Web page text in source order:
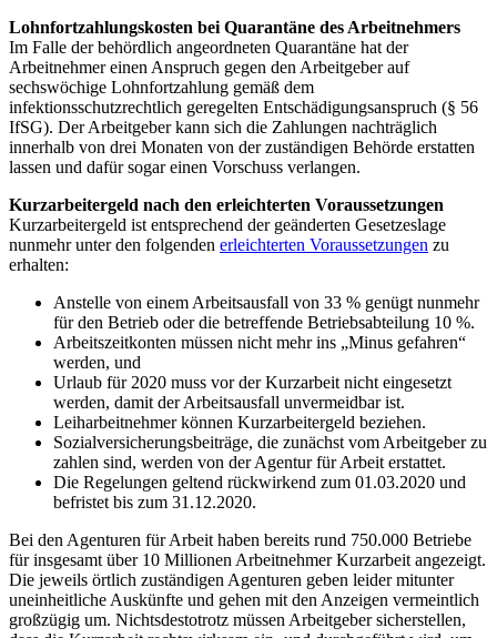
Lohnfortzahlungskosten bei Quarantäne des Arbeitnehmers
Im Falle der behördlich angeordneten Quarantäne hat der
Arbeitnehmer einen Anspruch gegen den Arbeitgeber auf
sechswöchige Lohnfortzahlung gemäß dem
infektionsschutzrechtlich geregelten Entschädigungsanspruch (§ 56
IfSG). Der Arbeitgeber kann sich die Zahlungen nachträglich
innerhalb von drei Monaten von der zuständigen Behörde erstatten
lassen und dafür sogar einen Vorschuss verlangen.
Kurzarbeitergeld nach den erleichterten Voraussetzungen
Kurzarbeitergeld ist entsprechend der geänderten Gesetzeslage
nunmehr unter den folgenden erleichterten Voraussetzungen zu
erhalten:
Anstelle von einem Arbeitsausfall von 33 % genügt nunmehr
für den Betrieb oder die betreffende Betriebsabteilung 10 %.
Arbeitszeitkonten müssen nicht mehr ins „Minus gefahren“
werden, und
Urlaub für 2020 muss vor der Kurzarbeit nicht eingesetzt
werden, damit der Arbeitsausfall unvermeidbar ist.
Leiharbeitnehmer können Kurzarbeitergeld beziehen.
Sozialversicherungsbeiträge, die zunächst vom Arbeitgeber zu
zahlen sind, werden von der Agentur für Arbeit erstattet.
Die Regelungen geltend rückwirkend zum 01.03.2020 und
befristet bis zum 31.12.2020.
Bei den Agenturen für Arbeit haben bereits rund 750.000 Betriebe
für insgesamt über 10 Millionen Arbeitnehmer Kurzarbeit angezeigt.
Die jeweils örtlich zuständigen Agenturen geben leider mitunter
uneinheitliche Auskünfte und gehen mit den Anzeigen vermeintlich
großzügig um. Nichtsdestotrotz müssen Arbeitgeber sicherstellen,